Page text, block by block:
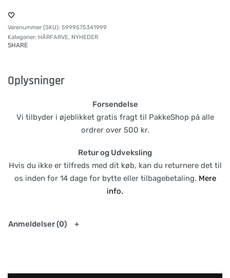
5999575341999
Kategorier: HÅRFARVE, NYHEDER
SHARE
Oplysninger
Forsendelse
Vi tilbyder i øjeblikket gratis fragt til PakkeShop på alle
ordrer over 500 kr.
Retur og Udveksling
Hvis du ikke er tilfreds med dit køb, kan du returnere det til
os inden for 14 dage for bytte eller tilbagebetaling. Mere
info.
Anmeldelser (0)